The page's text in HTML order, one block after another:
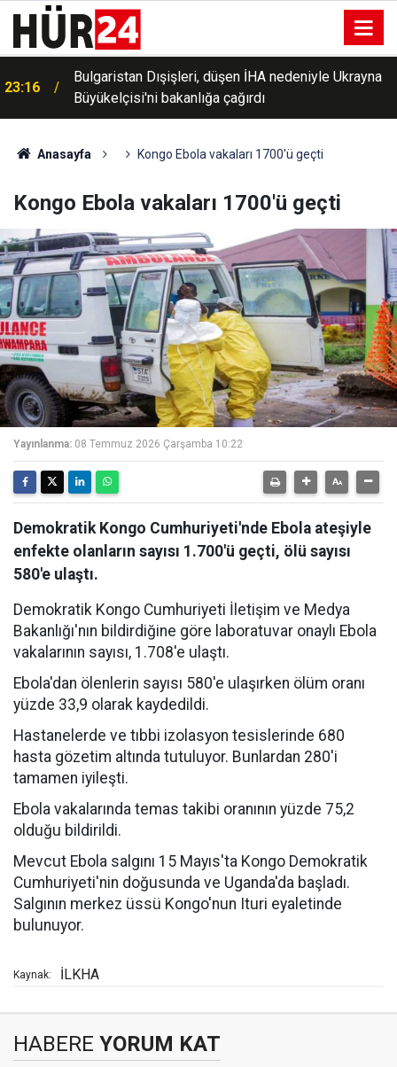
23:16
Bulgaristan Dışişleri, düşen İHA nedeniyle Ukrayna
Büyükelçisi'ni bakanlığa çağırdı
Anasayfa Kongo Ebola vakaları 1700'ü geçti
Kongo Ebola vakaları 1700'ü geçti
Yayınlanma: 08 Temmuz 2026 Çarşamba 10:22
Demokratik Kongo Cumhuriyeti'nde Ebola ateşiyle
enfekte olanların sayısı 1.700'ü geçti, ölü sayısı
580'e ulaştı.
Demokratik Kongo Cumhuriyeti İletişim ve Medya
Bakanlığı'nın bildirdiğine göre laboratuvar onaylı Ebola
vakalarının sayısı, 1.708'e ulaştı.
Ebola'dan ölenlerin sayısı 580'e ulaşırken ölüm oranı
yüzde 33,9 olarak kaydedildi.
Hastanelerde ve tıbbi izolasyon tesislerinde 680
hasta gözetim altında tutuluyor. Bunlardan 280'i
tamamen iyileşti.
Ebola vakalarında temas takibi oranının yüzde 75,2
olduğu bildirildi.
Mevcut Ebola salgını 15 Mayıs'ta Kongo Demokratik
Cumhuriyeti'nin doğusunda ve Uganda'da başladı.
Salgının merkez üssü Kongo'nun Ituri eyaletinde
bulunuyor.
Kaynak: İLKHA
HABERE YORUM KAT